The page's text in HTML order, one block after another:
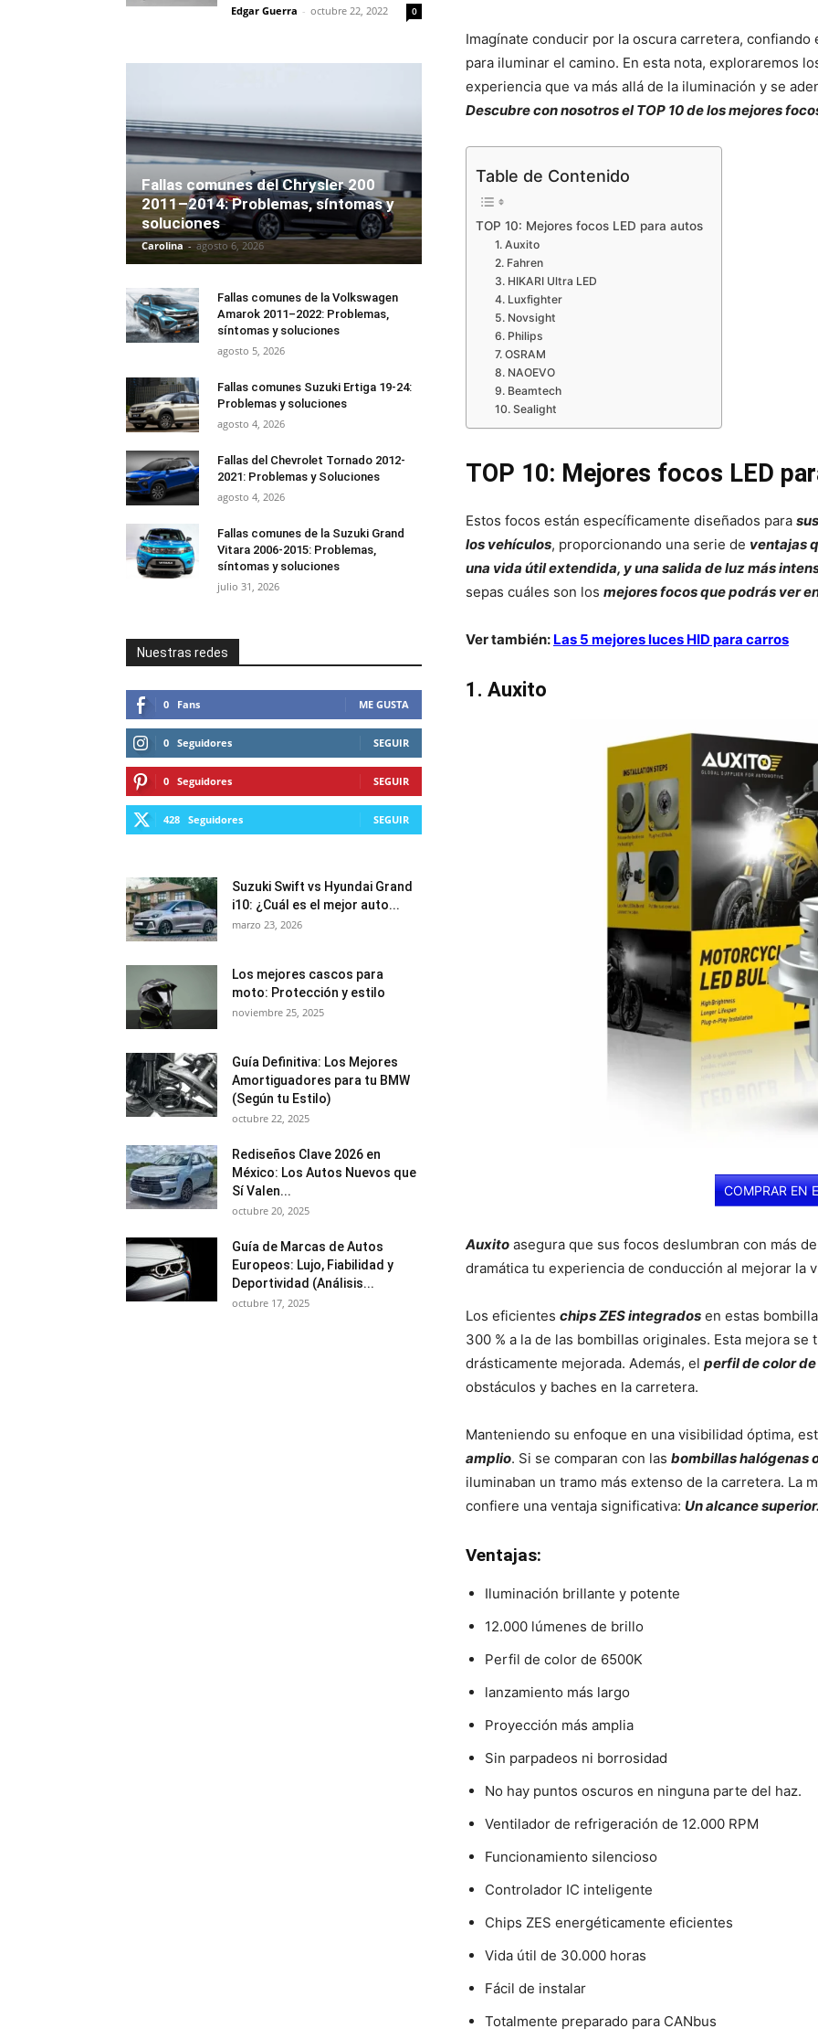
Imagínate conducir por la oscura carretera,
para iluminar el camino. En esta nota, exploraremos
experiencia que va más allá de la iluminación y se
Descubre con nosotros el TOP 10 de los mejores
Table de Contenido
TOP 10: Mejores focos LED para autos
1. Auxito
2. Fahren
3. HIKARI Ultra LED
4. Luxfighter
5. Novsight
6. Philips
7. OSRAM
8. NAOEVO
9. Beamtech
10. Sealight
TOP 10: Mejores focos LED
Estos focos están específicamente diseñados para
los vehículos, proporcionando una serie de ventajas
una vida útil extendida, y una salida de luz más
sepas cuáles son los mejores focos que podrás ver
Ver también: Las 5 mejores luces HID para carros
1. Auxito
COMPRAR EN
Auxito asegura que sus focos deslumbran con más
dramática tu experiencia de conducción al mejorar la
Los eficientes chips ZES integrados en estas
300 % a la de las bombillas originales. Esta mejora
drásticamente mejorada. Además, el perfil de color
obstáculos y baches en la carretera.
Manteniendo su enfoque en una visibilidad óptima,
amplio. Si se comparan con las bombillas halógenas
iluminaban un tramo más extenso de la carretera. La
confiere una ventaja significativa: Un alcance
Ventajas:
Iluminación brillante y potente
12.000 lúmenes de brillo
Perfil de color de 6500K
lanzamiento más largo
Proyección más amplia
Sin parpadeos ni borrosidad
No hay puntos oscuros en ninguna parte del haz.
Ventilador de refrigeración de 12.000 RPM
Funcionamiento silencioso
Controlador IC inteligente
Chips ZES energéticamente eficientes
Vida útil de 30.000 horas
Fácil de instalar
Totalmente preparado para CANbus
Edgar Guerra - octubre 22, 2022 0
Fallas comunes del Chrysler 200
2011–2014: Problemas, síntomas y
soluciones
Carolina - agosto 6, 2026
Fallas comunes de la Volkswagen
Amarok 2011–2022: Problemas,
síntomas y soluciones
agosto 5, 2026
Fallas comunes Suzuki Ertiga 19-24:
Problemas y soluciones
agosto 4, 2026
Fallas del Chevrolet Tornado 2012-
2021: Problemas y Soluciones
agosto 4, 2026
Fallas comunes de la Suzuki Grand
Vitara 2006-2015: Problemas,
síntomas y soluciones
julio 31, 2026
Nuestras redes
0 Fans ME GUSTA
0 Seguidores SEGUIR
0 Seguidores SEGUIR
428 Seguidores SEGUIR
Suzuki Swift vs Hyundai Grand
i10: ¿Cuál es el mejor auto...
marzo 23, 2026
Los mejores cascos para
moto: Protección y estilo
noviembre 25, 2025
Guía Definitiva: Los Mejores
Amortiguadores para tu BMW
(Según tu Estilo)
octubre 22, 2025
Rediseños Clave 2026 en
México: Los Autos Nuevos que
Sí Valen...
octubre 20, 2025
Guía de Marcas de Autos
Europeos: Lujo, Fiabilidad y
Deportividad (Análisis...
octubre 17, 2025